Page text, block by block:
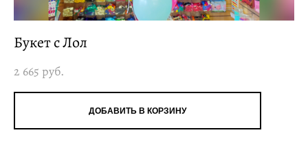
Букет с Лол
2 665 pуб.
ДОБАВИТЬ В КОРЗИНУ